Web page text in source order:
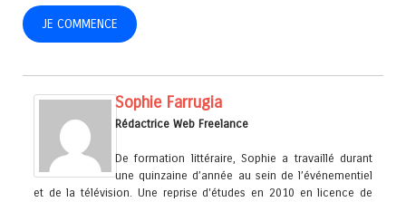
JE COMMENCE
Sophie Farrugia
Rédactrice Web Freelance
De formation littéraire, Sophie a travaillé durant
une quinzaine d’année au sein de l’événementiel
et de la télévision. Une reprise d'études en 2010 en licence de